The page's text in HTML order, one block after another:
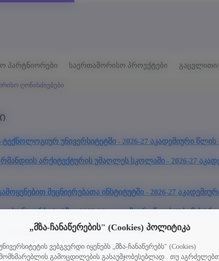
პარტნიორები საერთაშორისო პროექტები
ღონისძიებები
უნივერსიტეტში - 2026-27 აკადემიური წლის
არქიტექტურის უმაღლეს სკოლაში - 2026-27
მეცნიერებათა ინსტიტუტში - 2026-27
უნივერსიტეტში - 2025-26 აკადემიური წლის II
თანამშრომელთა საერთაშორისო კვირეული
სამაგისტრო პროგრამა
„მზა-ჩანაწერების" (Cookies) პოლიტიკა
ვებგვერდი იყენებს „მზა-ჩანაწერებს" (Cookies)
გამოცდილების გასაუმჯობესებლად.. თუ